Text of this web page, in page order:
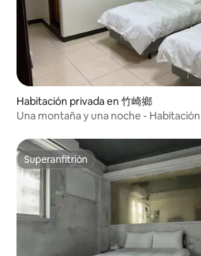
Habitación privada en 竹崎鄉
Una montaña y una noche -
Superanfitrión
Superanfitrión